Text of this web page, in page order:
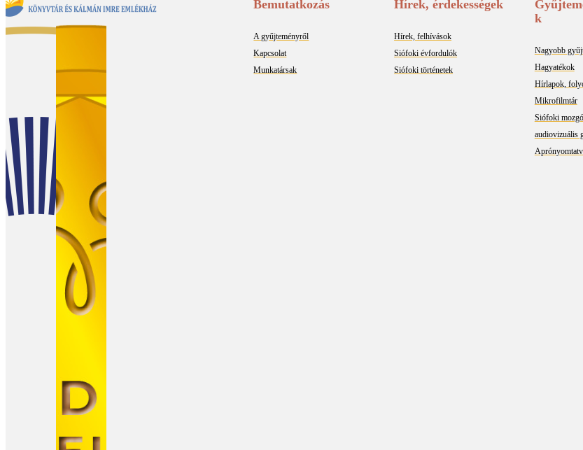
Bemutatkozás
A gyűjteményről
Kapcsolat
Munkatársak
Hírek, érdekességek
Hírek, felhívások
Siófoki évfordulók
Siófoki történetek
k
Nagyobb
Hagyatékok
Hírlapok,
Mikrofilmtár
Siófoki
audiovizuális